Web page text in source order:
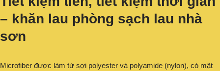
– khăn lau phòng sạch lau nhà
sơn
Microfiber được làm từ sợi polyester và polyamide (nylon), có mật